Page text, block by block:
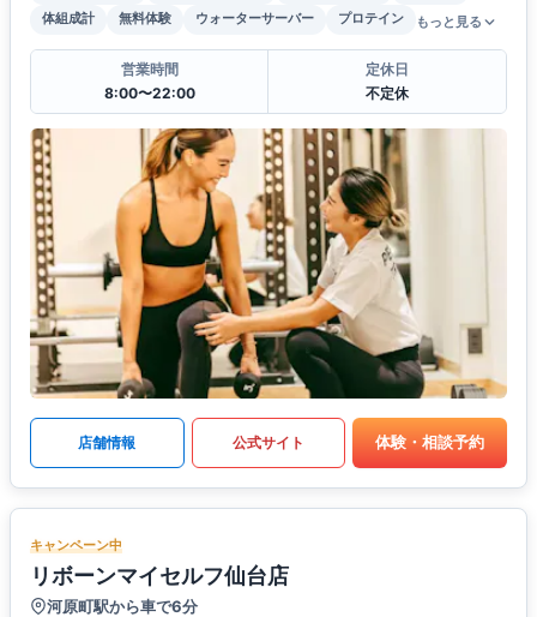
体組成計
無料体験 ウォーターサーバー プロテイン もっと見る
営業時間
8:00〜22:00
定休日
不定休
店舗情報 公式サイト 体験・相談予約
キャンペーン中
リボーンマイセルフ仙台店
河原町駅から車で6分